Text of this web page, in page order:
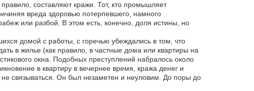
составляют кражи. Тот, кто промышляет
вреда здоровью потерпевшего, намного
или разбой. В этом есть, конечно, доля истины, но
домой с работы, с горечью убеждались в том, что
в жилье (как правило, в частные дома или квартиры на
окна. Подобных преступлений набралось около
в квартиру в вечернее время, кража денег и
связываться. Он был незаметен и неуловим. До поры до